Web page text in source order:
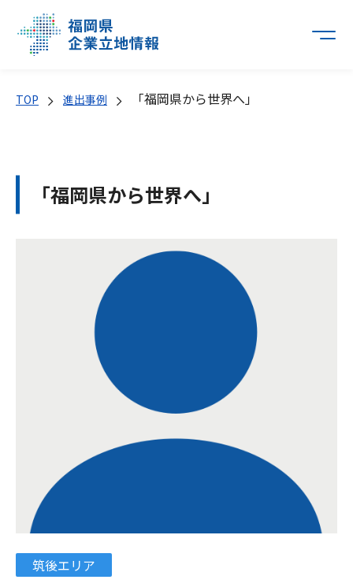
TOP 進出事例 「福岡県から世界へ」
「福岡県から世界へ」
筑後エリア